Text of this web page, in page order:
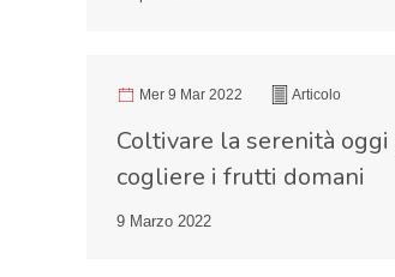
Mer 9 Mar 2022 Articolo
Coltivare la serenità
cogliere i frutti domani
9 Marzo 2022